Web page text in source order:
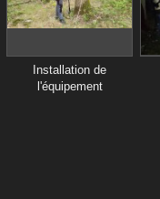
Installation de
l'équipement